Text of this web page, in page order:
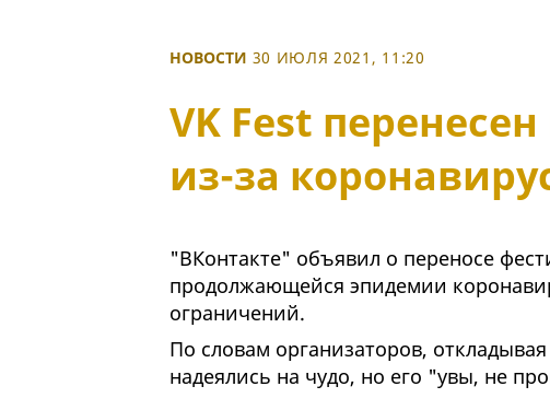
НОВОСТИ 30 ИЮЛЯ 2021, 11:20
VK Fest
из-за
"ВКонтакте" объявил о переносе
продолжающейся эпидемии
ограничений.
По словам организаторов,
надеялись на чудо, но его "увы, не